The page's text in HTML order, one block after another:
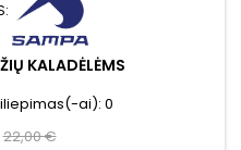
KALADĖLĖMS
ai): 0
Bazinė
22,00 €